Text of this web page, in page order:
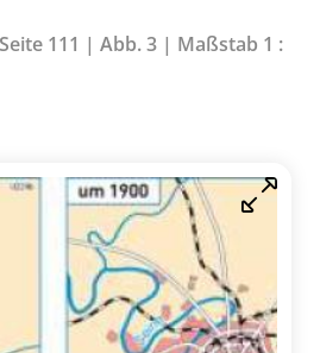
111 | Abb. 3 | Maßstab 1 :